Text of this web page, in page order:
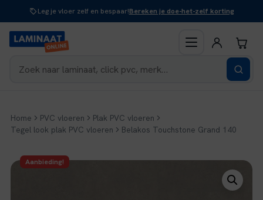
inhoud
Leg je vloer zelf en bespaar!Bereken je doe-het-zelf korting
Home PVC vloeren
Plak PVC vloeren
Tegel look plak PVC vloeren
Belakos Touchstone Grand 140
Aanbieding!